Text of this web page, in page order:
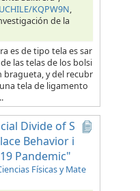
KQPW9N,
de la
es de tipo tela es sar
las telas de los bolsi
bragueta, y del recubr
tela de ligamento
Divide of S
Behavior i
Pandemic"
Físicas y Mate